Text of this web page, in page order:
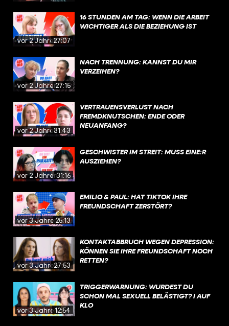
vor 2 Jahren27:07
16 STUNDEN AM TAG: WENN DIE ARBEIT
WICHTIGER ALS DIE BEZIEHUNG IST
vor 2 Jahren27:15
NACH TRENNUNG: KANNST DU MIR
VERZEIHEN?
vor 2 Jahren31:43
VERTRAUENSVERLUST NACH
FREMDKNUTSCHEN: ENDE ODER
NEUANFANG?
vor 2 Jahren31:16
GESCHWISTER IM STREIT: MUSS EINE:R
AUSZIEHEN?
vor 3 Jahren25:13
EMILIO & PAUL: HAT TIKTOK IHRE
FREUNDSCHAFT ZERSTÖRT?
vor 3 Jahren27:53
KONTAKTABBRUCH WEGEN DEPRESSION:
KÖNNEN SIE IHRE FREUNDSCHAFT NOCH
RETTEN?
vor 3 Jahren12:54
TRIGGERWARNUNG: WURDEST DU
SCHON MAL SEXUELL BELÄSTIGT? I AUF
KLO